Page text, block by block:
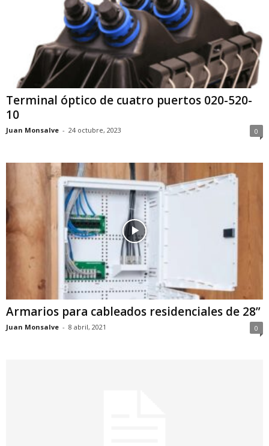
Terminal óptico de cuatro puertos 020-520-
10
Juan Monsalve - 24 octubre, 2023 0
Armarios para cableados residenciales de 28”
Juan Monsalve - 8 abril, 2021 0